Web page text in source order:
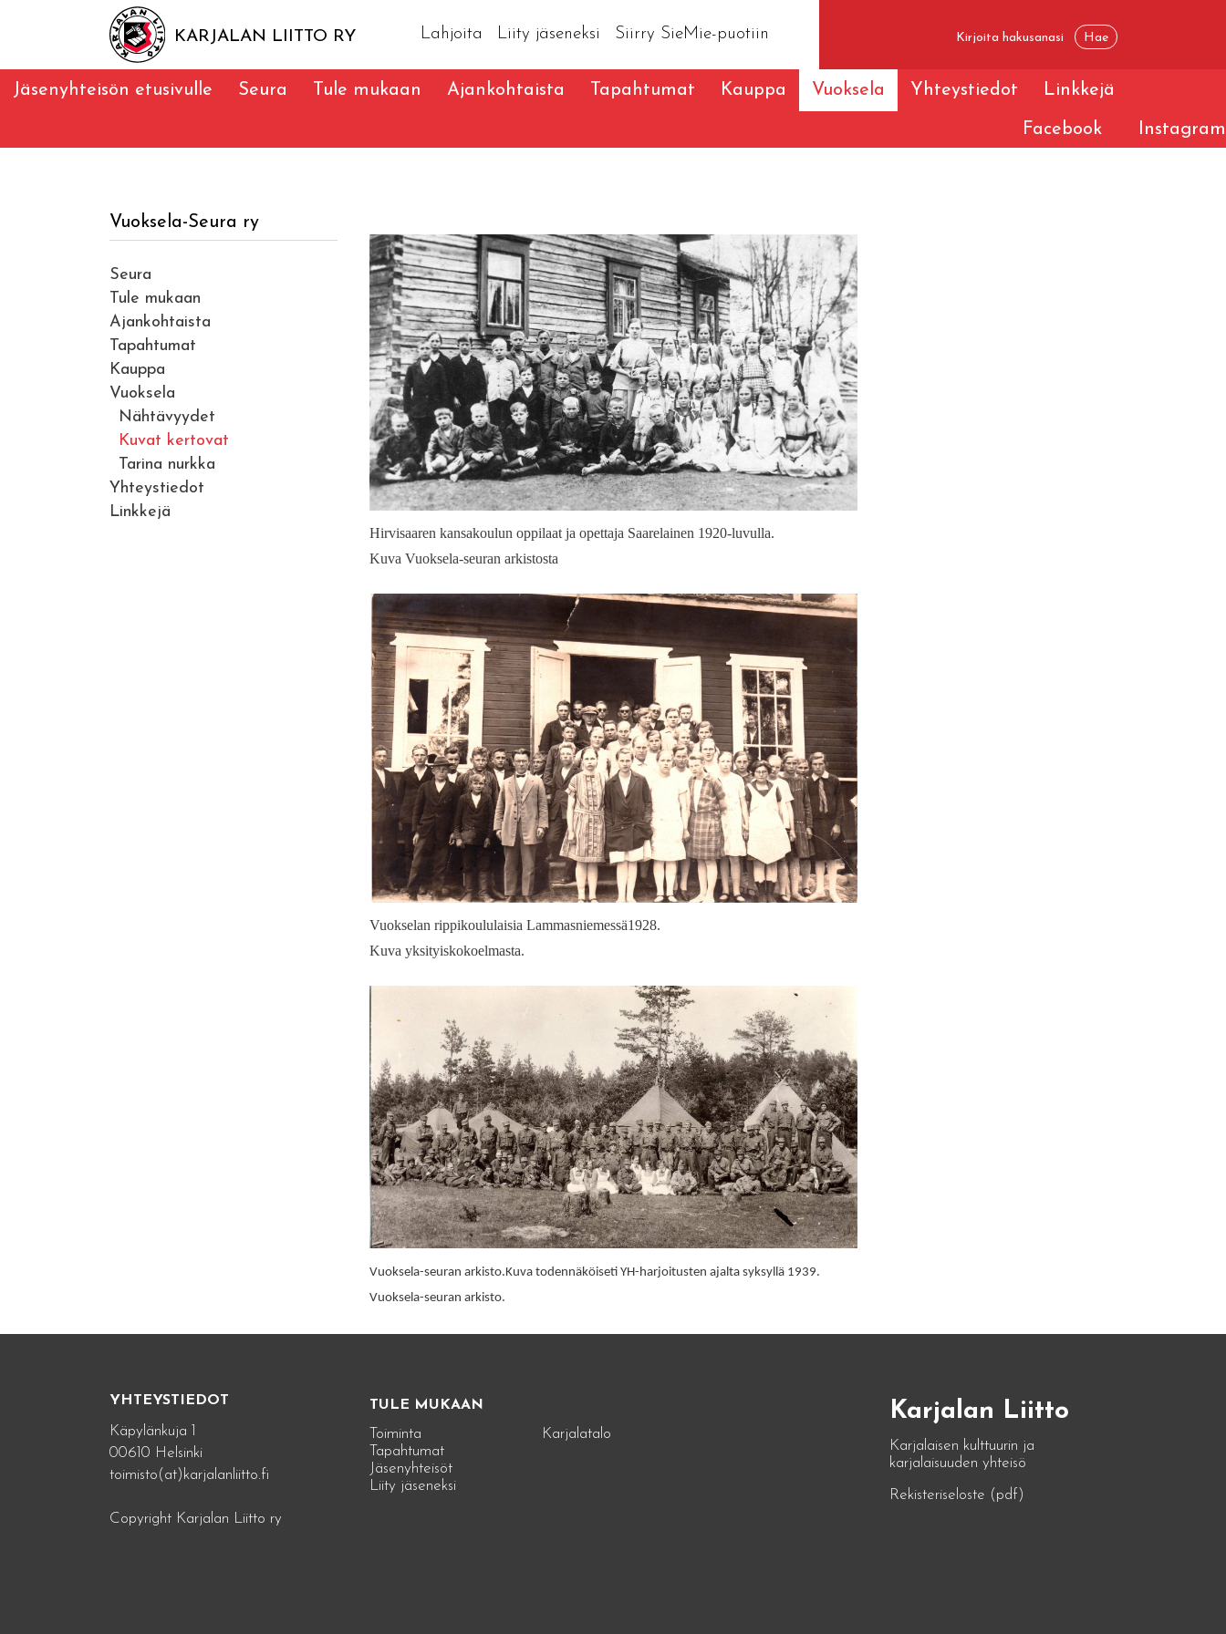
KARJALAN LIITTO RY Lahjoita Liity jäseneksi Siirry SieMie-puotiin
Jäsenyhteisön etusivulle Seura Tule mukaan Ajankohtaista Tapahtumat Kauppa Vuoksela Yhteystiedot Linkkejä
Facebook Instagram
Vuoksela-Seura ry
Seura
Tule mukaan
Ajankohtaista
Tapahtumat
Kauppa
Vuoksela
Nähtävyydet
Kuvat kertovat
Tarina nurkka
Yhteystiedot
Linkkejä
Hirvisaaren kansakoulun oppilaat ja opettaja Saarelainen 1920-luvulla.
Kuva Vuoksela-seuran arkistosta
Vuokselan rippikoululaisia Lammasniemessä1928.
Kuva yksityiskokoelmasta.
Vuoksela-seuran arkisto.Kuva todennäköiseti YH-harjoitusten ajalta syksyllä 1939.
Vuoksela-seuran arkisto.
YHTEYSTIEDOT
Käpylänkuja 1
00610 Helsinki
toimisto(at)karjalanliitto.fi
Copyright Karjalan Liitto ry
TULE MUKAAN
Toiminta
Tapahtumat
Jäsenyhteisöt
Liity jäseneksi
Karjalatalo
Karjalan Liitto
Karjalaisen kulttuurin ja
karjalaisuuden yhteisö
Rekisteriseloste (pdf)